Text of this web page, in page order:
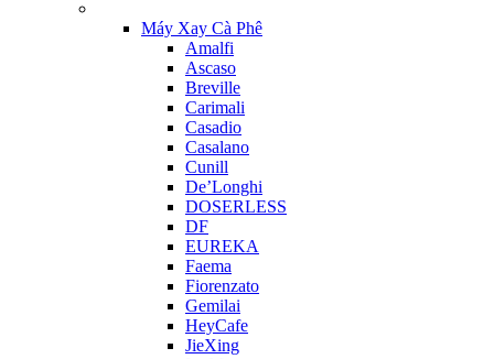
Máy Xay Cà Phê
Amalfi
Ascaso
Breville
Carimali
Casadio
Casalano
Cunill
De’Longhi
DOSERLESS
DF
EUREKA
Faema
Fiorenzato
Gemilai
HeyCafe
JieXing